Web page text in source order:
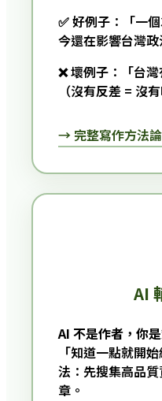
✅ 好例子：「一
今還在影響台灣政
❌ 壞例子：「台
（沒有反差 = 沒有
→ 完整寫作方法論
AI
AI 不是作者，你
「知道一點就開
法：先搜集高品
章。